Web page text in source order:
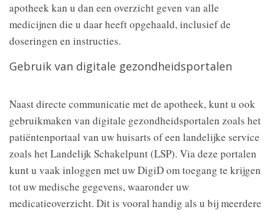
apotheek kan u dan een overzicht geven van alle
medicijnen die u daar heeft opgehaald, inclusief de
doseringen en instructies.
Gebruik van digitale gezondheidsportalen
Naast directe communicatie met de apotheek, kunt u ook
gebruikmaken van digitale gezondheidsportalen zoals het
patiëntenportaal van uw huisarts of een landelijke service
zoals het Landelijk Schakelpunt (LSP). Via deze portalen
kunt u vaak inloggen met uw DigiD om toegang te krijgen
tot uw medische gegevens, waaronder uw
medicatieoverzicht. Dit is vooral handig als u bij meerdere